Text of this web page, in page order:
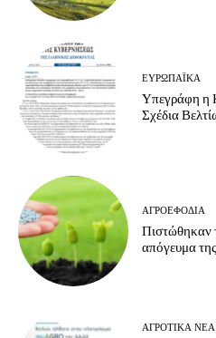
ΕΥΡΩΠΑΪΚΆ
Υπεγράφη η
Σχέδια
ΑΓΡΟΕΦΌΔΙΑ
Πιστώθηκαν
απόγευμα
ΑΓΡΟΤΙΚΆ ΝΈΑ